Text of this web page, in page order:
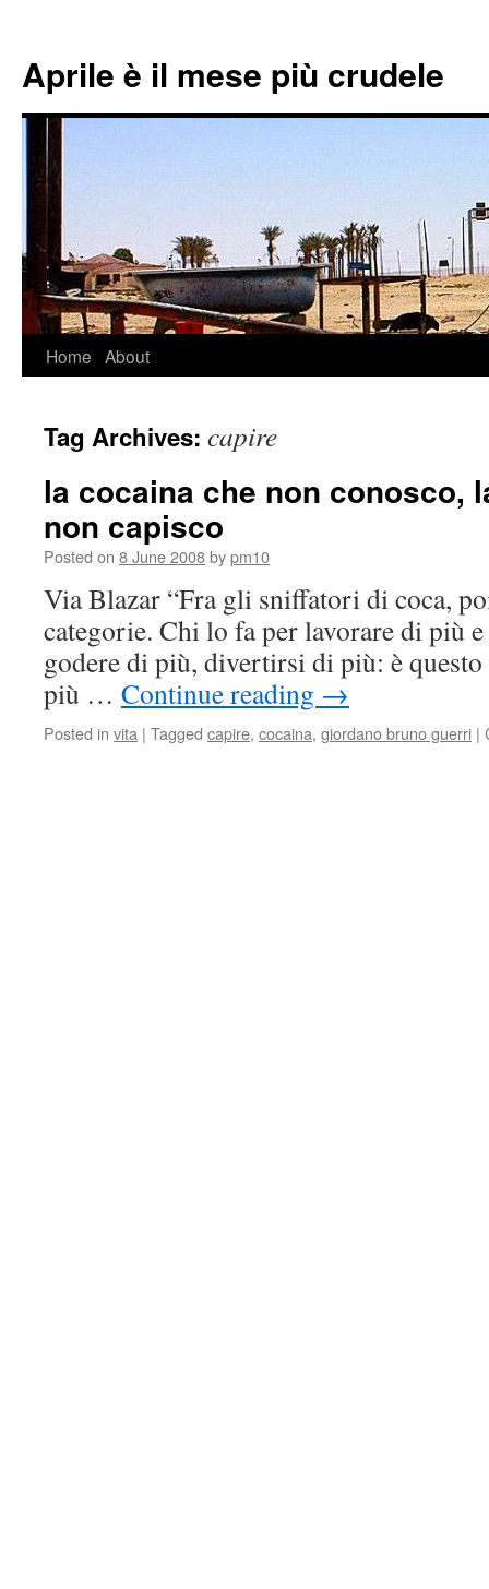
Aprile è il mese più crudele
Skip
content
Home About
Tag Archives: capire
la cocaina che non conosco,
non capisco
Posted on 8 June 2008bypm10
Via Blazar “Fra gli sniffatori di coca,
categorie. Chi lo fa per lavorare di più
godere di più, divertirsi di più: è
più … Continue reading →
Posted in vita | Tagged capire, cocaina, giordano bruno guerri |